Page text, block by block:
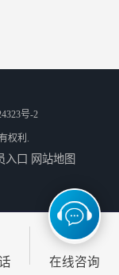
号-2
权利.
入口 网站地图
在线咨询